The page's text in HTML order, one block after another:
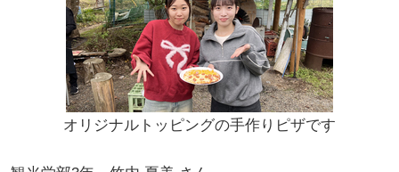
オリジナルトッピングの手作りピザです